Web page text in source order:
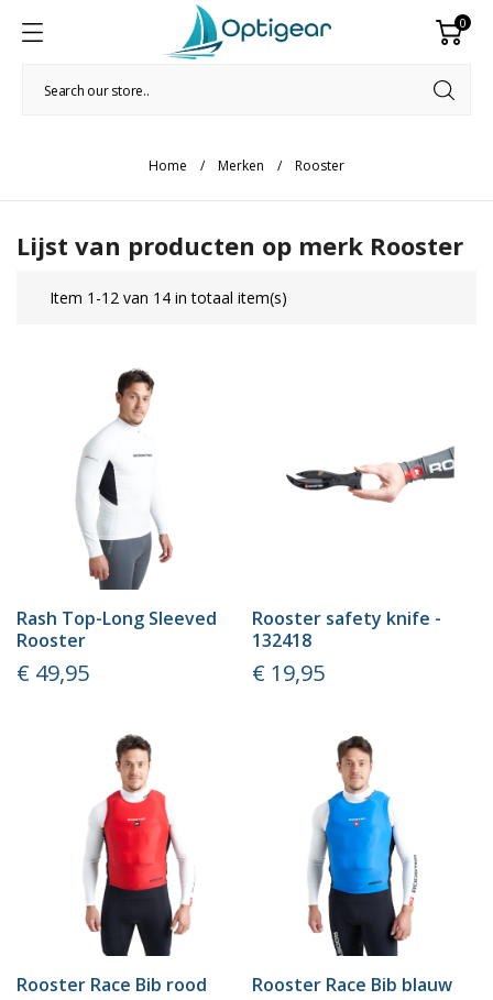
0
Home Merken Rooster
Lijst van producten op merk Rooster
Item 1-12 van 14 in totaal item(s)
Rash Top-Long Sleeved
Rooster
Prijs
€ 49,95
Rooster safety knife -
132418
Prijs
€ 19,95
Rooster Race Bib rood Rooster Race Bib blauw